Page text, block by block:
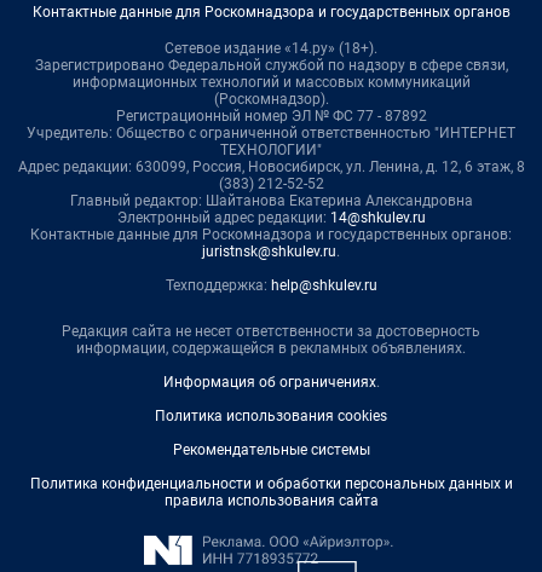
Контактные данные для Роскомнадзора и государственных органов
Сетевое издание «14.ру» (18+).
Зарегистрировано Федеральной службой по надзору в сфере связи,
информационных технологий и массовых коммуникаций
(Роскомнадзор).
Регистрационный номер ЭЛ № ФС 77 - 87892
Учредитель: Общество с ограниченной ответственностью "ИНТЕРНЕТ
ТЕХНОЛОГИИ"
Адрес редакции: 630099, Россия, Новосибирск, ул. Ленина, д. 12, 6 этаж, 8
(383) 212-52-52
Главный редактор: Шайтанова Екатерина Александровна
Электронный адрес редакции: 14@shkulev.ru
Контактные данные для Роскомнадзора и государственных органов:
juristnsk@shkulev.ru.
Техподдержка: help@shkulev.ru
Редакция сайта не несет ответственности за достоверность
информации, содержащейся в рекламных объявлениях.
Информация об ограничениях.
Политика использования cookies
Рекомендательные системы
Политика конфиденциальности и обработки персональных данных и
правила использования сайта